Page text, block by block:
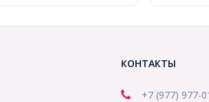
КОНТАКТЫ
+7 (977) 977-